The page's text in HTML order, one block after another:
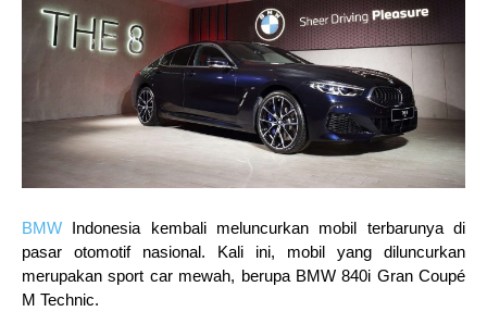
BMW Indonesia kembali meluncurkan mobil terbarunya di
pasar otomotif nasional. Kali ini, mobil yang diluncurkan
merupakan sport car mewah, berupa BMW 840i Gran Coupé
M Technic.